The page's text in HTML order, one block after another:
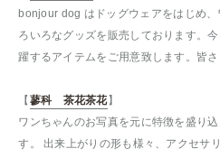
bonjour dog はドッグウェアをはじめ
ろいろなグッズを販売しております。
躍するアイテムをご用意致します。皆
【 蓼科 茶花茶花】
ワンちゃんのお写真を元に特徴を盛り
す。 出来上がりの形も様々、アクセサ